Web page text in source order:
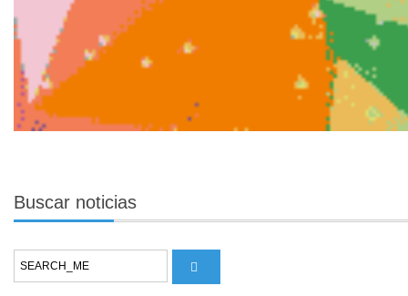
Buscar noticias